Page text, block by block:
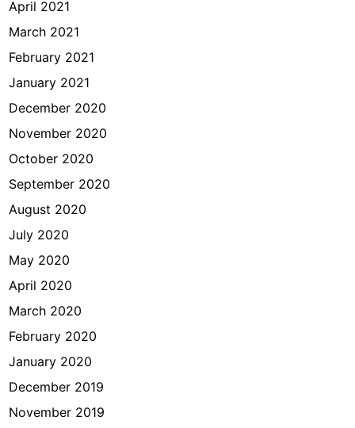
April 2021
March 2021
February 2021
January 2021
December 2020
November 2020
October 2020
September 2020
August 2020
July 2020
May 2020
April 2020
March 2020
February 2020
January 2020
December 2019
November 2019